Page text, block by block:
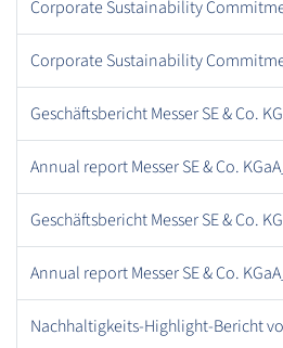
Corporate Sustainability
Corporate Sustainability
Annual report Messer SE & Co.
Geschäftsbericht Messer SE & Co.
Annual report Messer SE & Co.
Nachhaltigkeits-Highlight-Bericht